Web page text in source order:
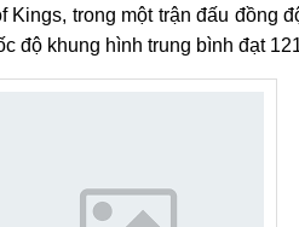
Kings, trong một trận đấu đồng
độ khung hình trung bình đạt